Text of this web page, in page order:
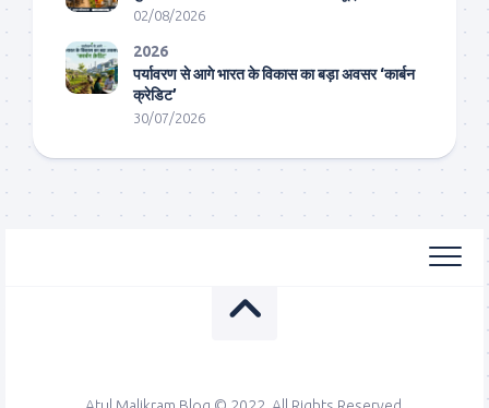
02/08/2026
2026
पर्यावरण से आगे भारत के विकास का बड़ा अवसर ‘कार्बन
क्रेडिट’
30/07/2026